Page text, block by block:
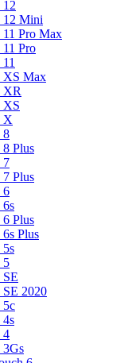
12
12 Mini
Pro Max
Pro
XS Max
XR
XS
X
8
Plus
7
Plus
6
Plus
Plus
5
2020
5c
4
3Gs